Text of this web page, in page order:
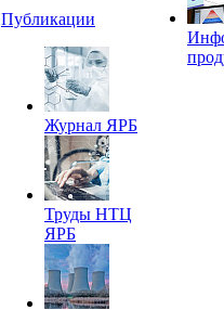
Публикации
Журнал ЯРБ
Труды НТЦ
ЯРБ